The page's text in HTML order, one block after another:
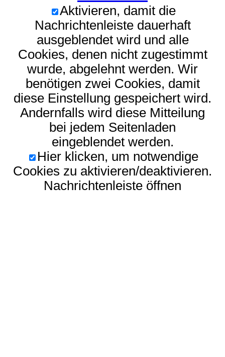
Aktivieren, damit die
Nachrichtenleiste dauerhaft
ausgeblendet wird und alle
Cookies, denen nicht zugestimmt
wurde, abgelehnt werden. Wir
benötigen zwei Cookies, damit
diese Einstellung gespeichert wird.
Andernfalls wird diese Mitteilung
bei jedem Seitenladen
eingeblendet werden.
Hier klicken, um notwendige
Cookies zu aktivieren/deaktivieren.
Nachrichtenleiste öffnen